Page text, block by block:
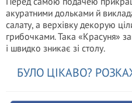
акуратними дольками й
салату, а верхівку декорую
грибочками. Така «Красуня»
і швидко зникає зі столу.
БУЛО ЦІКАВО?